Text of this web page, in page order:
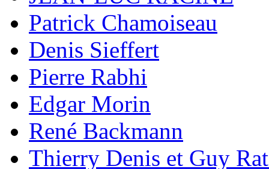
Patrick Chamoiseau
Denis Sieffert
Pierre Rabhi
Edgar Morin
René Backmann
Thierry Denis et Guy